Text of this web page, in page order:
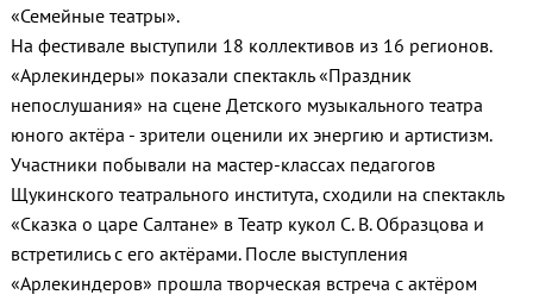
«Семейные театры».
На фестивале выступили 18 коллективов из 16 регионов.
«Арлекиндеры» показали спектакль «Праздник
непослушания» на сцене Детского музыкального театра
юного актёра - зрители оценили их энергию и артистизм.
Участники побывали на мастер‑классах педагогов
Щукинского театрального института, сходили на спектакль
«Сказка о царе Салтане» в Театр кукол С. В. Образцова и
встретились с его актёрами. После выступления
«Арлекиндеров» прошла творческая встреча с актёром